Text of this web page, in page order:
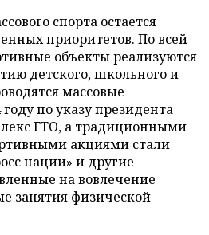
спорта остается
приоритетов. По всей
объекты реализуются
детского, школьного и
массовые
по указу президента
ГТО, а традиционными
акциями стали
нации» и другие
на вовлечение
занятия физической